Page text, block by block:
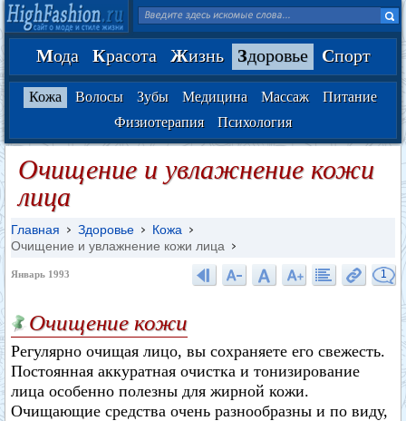
Мода Красота Жизнь Здоровье Спорт
Кожа Волосы Зубы Медицина Массаж
Питание
Физиотерапия
Психология
Очищение и увлажнение кожи
лица
Главная Здоровье
Кожа
Очищение и увлажнение кожи лица
Январь 1993 1
Очищение кожи
Регулярно очищая лицо, вы сохраняете его свежесть.
Постоянная аккуратная очистка и тонизирование
лица особенно полезны для жирной кожи.
Очищающие средства очень разнообразны и по виду,